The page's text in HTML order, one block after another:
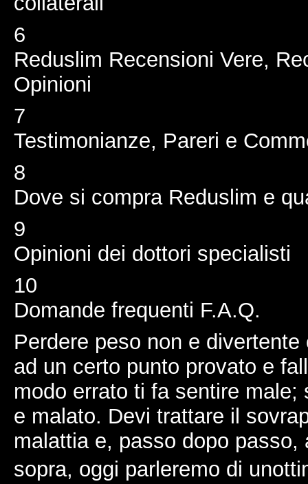
6
Reduslim Recensioni Vere,
Opinioni
7
Testimonianze, Pareri e
8
Dove si compra Reduslim e
9
Opinioni dei dottori specialisti
10
Domande frequenti F.A.Q.
Perdere peso non e
ad un certo punto provato e
modo errato ti fa sentire male;
e malato. Devi trattare il
malattia e, passo dopo passo,
sopra, oggi parleremo di